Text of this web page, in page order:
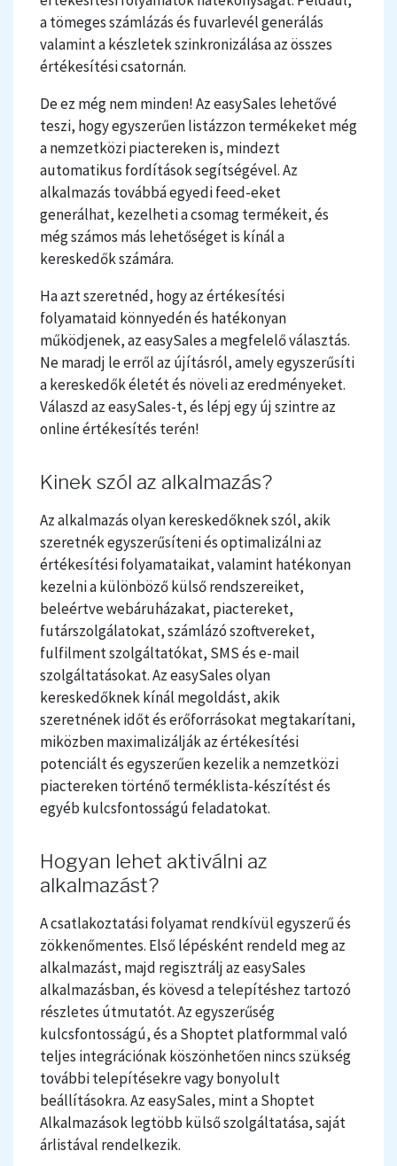
a tömeges számlázás és fuvarlevél generálás
valamint a készletek szinkronizálása az összes
értékesítési csatornán.
De ez még nem minden! Az easySales lehetővé
teszi, hogy egyszerűen listázzon termékeket még
a nemzetközi piactereken is, mindezt
automatikus fordítások segítségével. Az
alkalmazás továbbá egyedi feed-eket
generálhat, kezelheti a csomag termékeit, és
még számos más lehetőséget is kínál a
kereskedők számára.
Ha azt szeretnéd, hogy az értékesítési
folyamataid könnyedén és hatékonyan
működjenek, az easySales a megfelelő választás.
Ne maradj le erről az újításról, amely egyszerűsíti
a kereskedők életét és növeli az eredményeket.
Válaszd az easySales-t, és lépj egy új szintre az
online értékesítés terén!
Kinek szól az alkalmazás?
Az alkalmazás olyan kereskedőknek szól, akik
szeretnék egyszerűsíteni és optimalizálni az
értékesítési folyamataikat, valamint hatékonyan
kezelni a különböző külső rendszereiket,
beleértve webáruházakat, piactereket,
futárszolgálatokat, számlázó szoftvereket,
fulfilment szolgáltatókat, SMS és e-mail
szolgáltatásokat. Az easySales olyan
kereskedőknek kínál megoldást, akik
szeretnének időt és erőforrásokat megtakarítani,
miközben maximalizálják az értékesítési
potenciált és egyszerűen kezelik a nemzetközi
piactereken történő terméklista-készítést és
egyéb kulcsfontosságú feladatokat.
Hogyan lehet aktiválni az
alkalmazást?
A csatlakoztatási folyamat rendkívül egyszerű és
zökkenőmentes. Első lépésként rendeld meg az
alkalmazást, majd regisztrálj az easySales
alkalmazásban, és kövesd a telepítéshez tartozó
részletes útmutatót. Az egyszerűség
kulcsfontosságú, és a Shoptet platformmal való
teljes integrációnak köszönhetően nincs szükség
további telepítésekre vagy bonyolult
beállításokra. Az easySales, mint a Shoptet
Alkalmazások legtöbb külső szolgáltatása, saját
árlistával rendelkezik.